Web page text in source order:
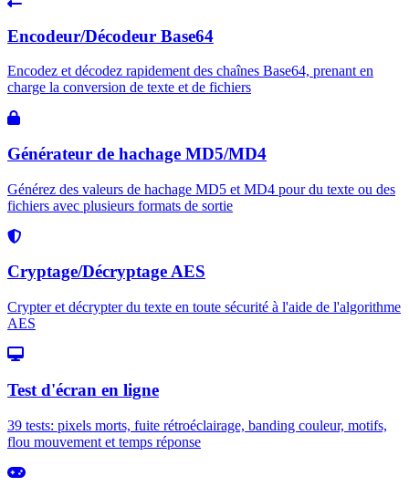
Encodeur/Décodeur Base64
Encodez et décodez rapidement des chaînes Base64, prenant en
charge la conversion de texte et de fichiers
Générateur de hachage MD5/MD4
Générez des valeurs de hachage MD5 et MD4 pour du texte ou des
fichiers avec plusieurs formats de sortie
Cryptage/Décryptage AES
Crypter et décrypter du texte en toute sécurité à l'aide de l'algorithme
AES
Test d'écran en ligne
39 tests: pixels morts, fuite rétroéclairage, banding couleur, motifs,
flou mouvement et temps réponse